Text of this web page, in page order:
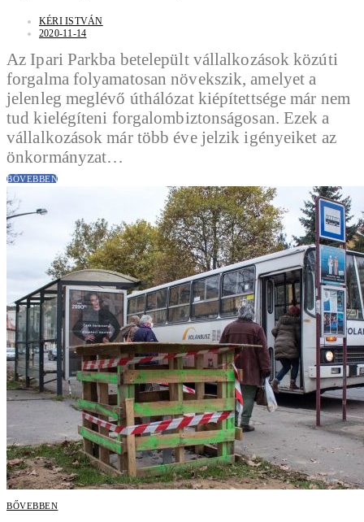
KÉRI ISTVÁN
2020-11-14
Az Ipari Parkba betelepült vállalkozások közúti
forgalma folyamatosan növekszik, amelyet a
jelenleg meglévő úthálózat kiépítettsége már nem
tud kielégíteni forgalombiztonságosan. Ezek a
vállalkozások már több éve jelzik igényeiket az
önkormányzat…
BŐVEBBEN
BŐVEBBEN